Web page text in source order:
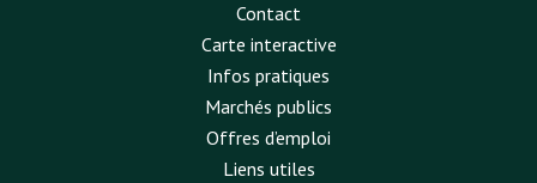
Contact
Carte interactive
Infos pratiques
Marchés publics
Offres d’emploi
Liens utiles